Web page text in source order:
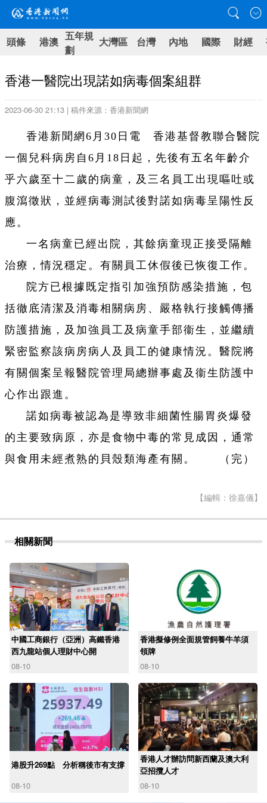
頭條 港澳 五年規
劃
大灣區 台灣 內地 國際 財經
香港一醫院出現諾如病毒個案組群
2023-06-30 21:13 | 稿件來源：香港新聞網
香港新聞網6月30日電 香港基督教聯合醫院
一個兒科病房自6月18日起，先後有五名年齡介
乎六歲至十二歲的病童，及三名員工出現嘔吐或
腹瀉徵狀，並經病毒測試後對諾如病毒呈陽性反
應。
一名病童已經出院，其餘病童現正接受隔離
治療，情況穩定。有關員工休假後已恢復工作。
院方已根據既定指引加強預防感染措施，包
括徹底清潔及消毒相關病房、嚴格執行接觸傳播
防護措施，及加強員工及病童手部衞生，並繼續
緊密監察該病房病人及員工的健康情況。醫院將
有關個案呈報醫院管理局總辦事處及衞生防護中
心作出跟進。
諾如病毒被認為是導致非細菌性腸胃炎爆發
的主要致病原，亦是食物中毒的常見成因，通常
與食用未經煮熟的貝殼類海產有關。 （完）
【編輯：徐嘉儀】
相關新聞
中國工商銀行（亞洲）高鐵香港
西九龍站個人理財中心開
08-10
香港擬修例全面規管飼養牛羊須
領牌
08-10
港股升269點 分析稱後市有支撐
08-10
香港人才辦訪問新西蘭及澳大利
亞招攬人才
08-10